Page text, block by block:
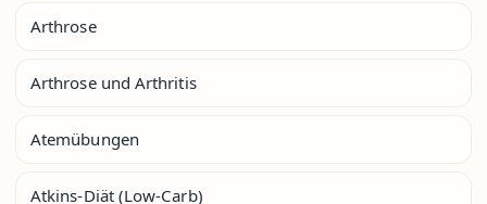
Arthrose
Arthrose und Arthritis
Atemübungen
Atkins-Diät (Low-Carb)